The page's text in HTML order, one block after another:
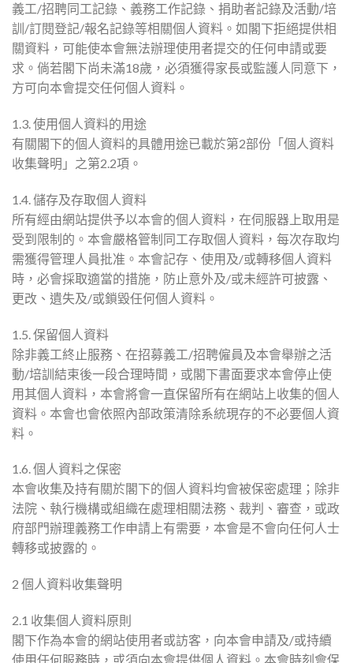
義工/招聘同工記錄、義務工作記錄、捐助者記錄及活動/培
訓/訂閱登記/報名記錄等相關個人資料。如閣下拒絕提供相
關資料，可能使本會無法辦理使用者提交的任何申請或要
求。倘若閣下尚未滿18歲，必須獲得家長或監護人同意下，
方可向本會提交任何個人資料。
1.3. 使用個人資料的用途
有關閣下的個人資料的具體用途已載於第2部份「個人資料
收集聲明」之第2.2項。
1.4. 儲存及存取個人資料
所有經由網站提供予以本會的個人資料，在伺服器上取用是
受到限制的。本會嚴格管制同工存取個人資料，每次存取均
需獲得管理人員批准。本會記存、使用及/或轉移個人資料
時，必會採取適當的措施，防止意外及/或未經許可披露、
更改、遺失及/或鎖毀任何個人資料。
1.5. 保留個人資料
除非義工終止服務、在招募義工/招聘僱員及本會舉辦之活
動/培訓結束後一段合理時間，或閣下書面要求本會停止使
用其個人資料，本會將會一直保留所有在網站上收集的個人
資料。本會也會依照內部政策清除系統現存的不必要個人資
料。
1.6. 個人資料之保密
本會收集及持有關於閣下的個人資料均會被保密處理；除非
法院、執行機構或組織在處理相關法務、裁判、審查，或政
府部門辦理義務工作申請上有需要，本會是不會向任何人士
轉移或披露的。
2 個人資料收集聲明
2.1 收集個人資料原則
閣下作為本會的網站使用者或訪客，向本會申請及/或持續
使用任何服務時，或須向本會提供個人資料。本會時刻會保